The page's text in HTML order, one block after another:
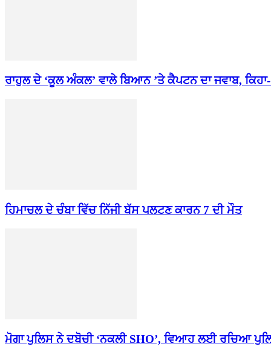
ਰਾਹੁਲ ਦੇ ‘ਕੂਲ ਅੰਕਲ’ ਵਾਲੇ ਬਿਆਨ ’ਤੇ ਕੈਪਟਨ ਦਾ ਜਵਾਬ,
ਹਿਮਾਚਲ ਦੇ ਚੰਬਾ ਵਿੱਚ ਨਿੱਜੀ ਬੱਸ ਪਲਟਣ ਕਾਰਨ 7 ਦੀ ਮੌਤ
ਮੋਗਾ ਪੁਲਿਸ ਨੇ ਦਬੋਚੀ ‘ਨਕਲੀ SHO’, ਵਿਆਹ ਲਈ ਰਚਿਆ